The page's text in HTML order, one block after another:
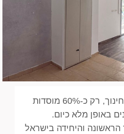
על פי נתוני משרד החינוך, רק כ-60% מוסדות
באופן מלא כיום.
הראשונה והיחידה בישראל